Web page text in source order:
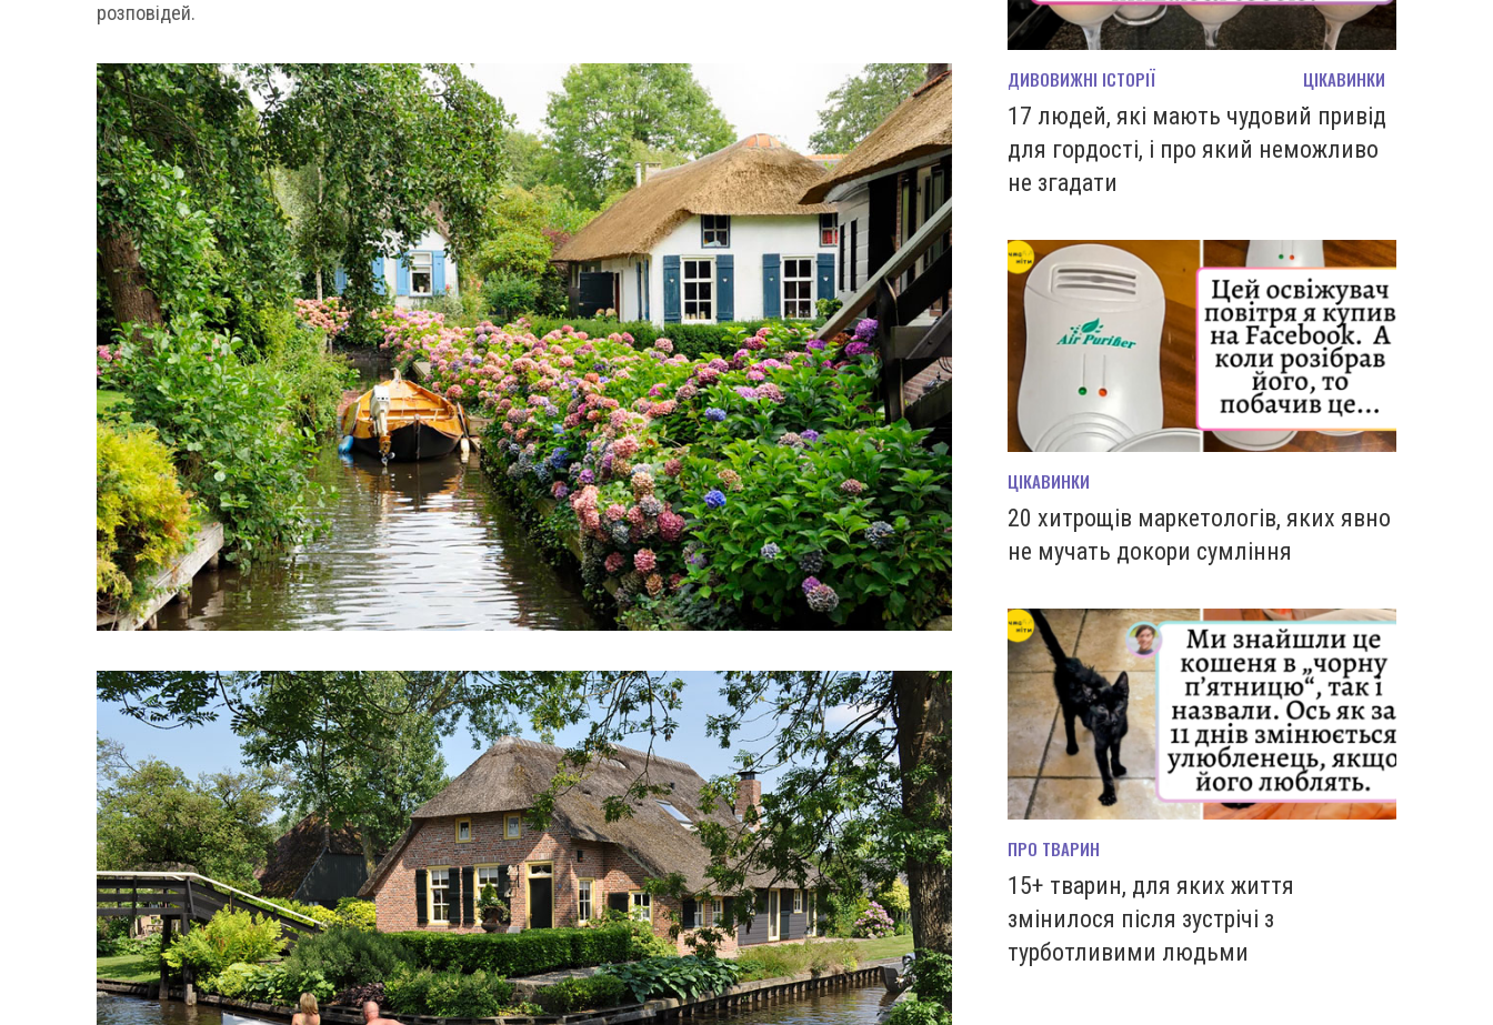
розповідей.
ДИВОВИЖНІ ІСТОРІЇ ЦІКАВИНКИ
17 людей, які мають чудовий привід
для гордості, і про який неможливо
не згадати
ЦІКАВИНКИ
20 хитрощів маркетологів, яких явно
не мучать докори сумління
ПРО ТВАРИН
15+ тварин, для яких життя
змінилося після зустрічі з
турботливими людьми